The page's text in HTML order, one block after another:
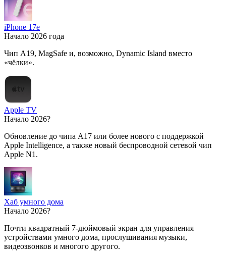
iPhone 17e
Начало 2026 года
Чип A19, MagSafe и, возможно, Dynamic Island вместо
«чёлки».
Apple TV
Начало 2026?
Обновление до чипа A17 или более нового с поддержкой
Apple Intelligence, а также новый беспроводной сетевой чип
Apple N1.
Хаб умного дома
Начало 2026?
Почти квадратный 7-дюймовый экран для управления
устройствами умного дома, прослушивания музыки,
видеозвонков и многого другого.